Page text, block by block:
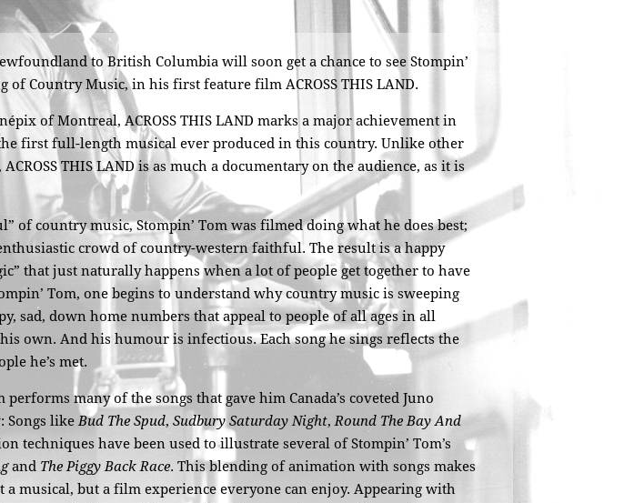
to British Columbia will soon get a chance to see Stompin’
of Country Music, in his first feature film ACROSS THIS LAND.
of Montreal, ACROSS THIS LAND marks a major achievement in
first full-length musical ever produced in this country. Unlike other
THIS LAND is as much a documentary on the audience, as it is
of country music, Stompin’ Tom was filmed doing what he does best;
crowd of country-western faithful. The result is a happy
that just naturally happens when a lot of people get together to have
Tom, one begins to understand why country music is sweeping
sad, down home numbers that appeal to people of all ages in all
own. And his humour is infectious. Each song he sings reflects the
he’s met.
performs many of the songs that gave him Canada’s coveted Juno
Songs likeBud The Spud, Sudbury Saturday Night,Round The Bay And
techniques have been used to illustrate several of Stompin’ Tom’s
and The Piggy Back Race. This blending of animation with songs makes
a musical, but a film experience everyone can enjoy. Appearing with